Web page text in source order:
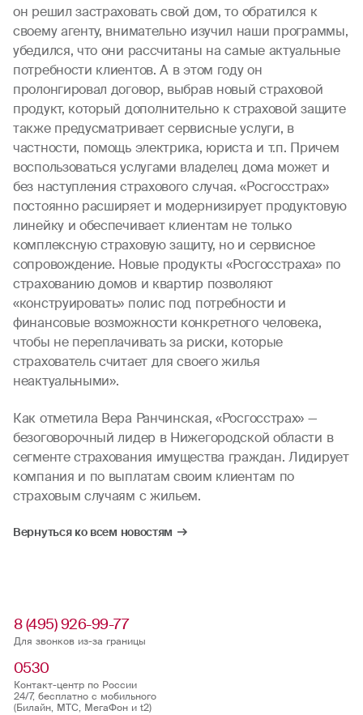
он решил застраховать свой дом, то обратился к
своему агенту, внимательно изучил наши программы,
убедился, что они рассчитаны на самые актуальные
потребности клиентов. А в этом году он
пролонгировал договор, выбрав новый страховой
продукт, который дополнительно к страховой защите
также предусматривает сервисные услуги, в
частности, помощь электрика, юриста и т.п. Причем
воспользоваться услугами владелец дома может и
без наступления страхового случая. «Росгосстрах»
постоянно расширяет и модернизирует продуктовую
линейку и обеспечивает клиентам не только
комплексную страховую защиту, но и сервисное
сопровождение. Новые продукты «Росгосстраха» по
страхованию домов и квартир позволяют
«конструировать» полис под потребности и
финансовые возможности конкретного человека,
чтобы не переплачивать за риски, которые
страхователь считает для своего жилья
неактуальными».
Как отметила Вера Ранчинская, «Росгосстрах» —
безоговорочный лидер в Нижегородской области в
сегменте страхования имущества граждан. Лидирует
компания и по выплатам своим клиентам по
страховым случаям с жильем.
Вернуться ко всем новостям
8 (495) 926-99-77
Для звонков из-за границы
0530
Контакт-центр по России
24/7, бесплатно с мобильного
(Билайн, МТС, МегаФон и t2)